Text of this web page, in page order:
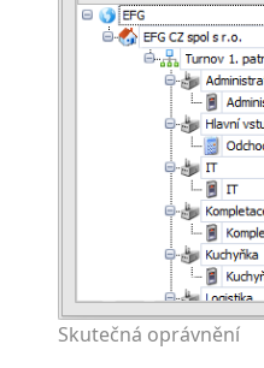
Skutečná oprávnění